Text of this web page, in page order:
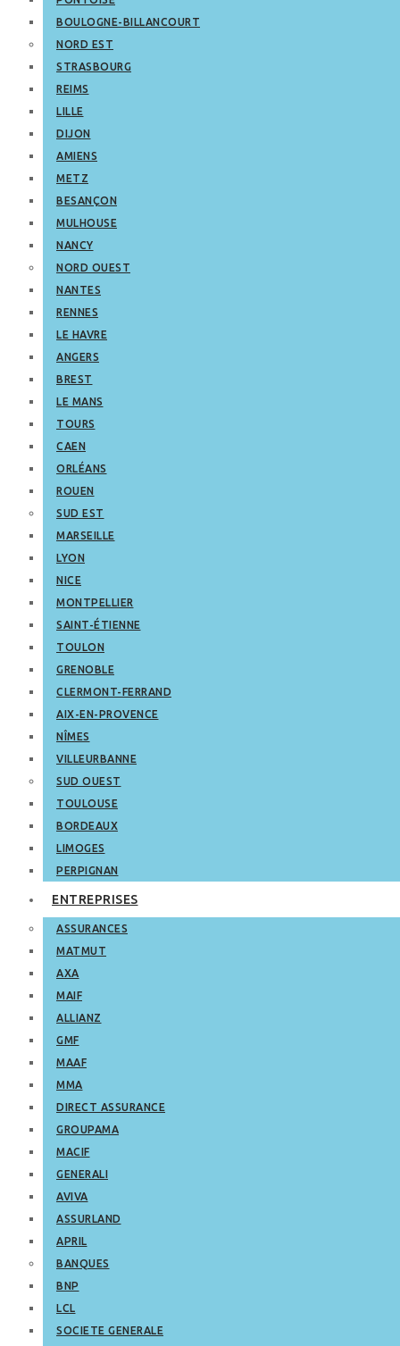
BOULOGNE-BILLANCOURT
NORD EST
STRASBOURG
REIMS
LILLE
DIJON
AMIENS
METZ
BESANÇON
MULHOUSE
NANCY
NORD OUEST
NANTES
RENNES
LE HAVRE
ANGERS
BREST
LE MANS
TOURS
CAEN
ORLÉANS
ROUEN
SUD EST
MARSEILLE
LYON
NICE
MONTPELLIER
SAINT-ÉTIENNE
TOULON
GRENOBLE
CLERMONT-FERRAND
AIX-EN-PROVENCE
NÎMES
VILLEURBANNE
SUD OUEST
TOULOUSE
BORDEAUX
LIMOGES
PERPIGNAN
ENTREPRISES
ASSURANCES
MATMUT
AXA
MAIF
ALLIANZ
GMF
MAAF
MMA
DIRECT ASSURANCE
GROUPAMA
MACIF
GENERALI
AVIVA
ASSURLAND
APRIL
BANQUES
BNP
LCL
SOCIETE GENERALE